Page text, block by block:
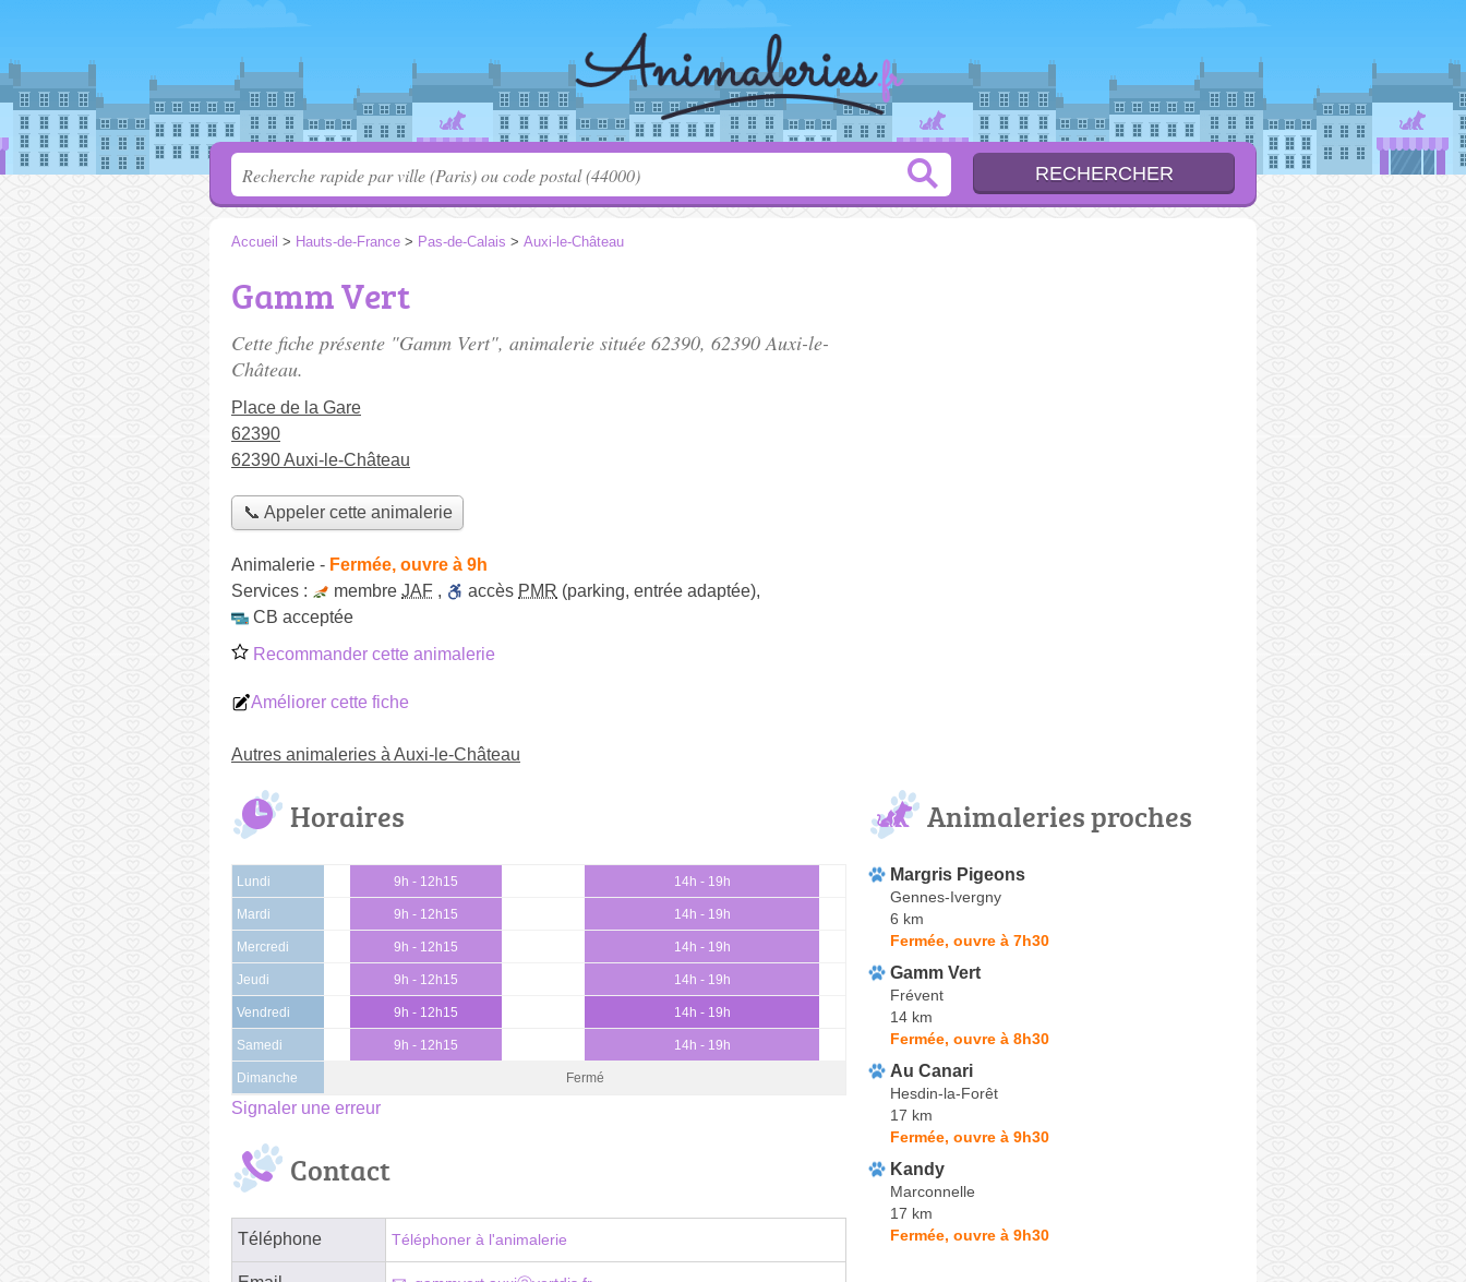
Accueil > Hauts-de-France > Pas-de-Calais > Auxi-le-Château
Gamm Vert
Cette fiche présente "Gamm Vert", animalerie située 62390, 62390 Auxi-le-
Château.
Place de la Gare
62390
62390 Auxi-le-Château
📞 Appeler cette animalerie
Animalerie - Fermée, ouvre à 9h
Services :
membre JAF , accès PMR (parking, entrée adaptée),
CB acceptée
Recommander cette animalerie
Améliorer cette fiche
Autres animaleries à Auxi-le-Château
Horaires
Lundi 9h - 12h15 14h - 19h
Mardi 9h - 12h15 14h - 19h
Mercredi 9h - 12h15 14h - 19h
Jeudi 9h - 12h15 14h - 19h
Vendredi 9h - 12h15 14h - 19h
Samedi 9h - 12h15 14h - 19h
Dimanche Fermé
Signaler une erreur
Contact
Téléphone Téléphoner à l'animalerie
Animaleries proches
Margris Pigeons
Gennes-Ivergny
6 km
Fermée, ouvre à 7h30
Gamm Vert
Frévent
14 km
Fermée, ouvre à 8h30
Au Canari
Hesdin-la-Forêt
17 km
Fermée, ouvre à 9h30
Kandy
Marconnelle
17 km
Fermée, ouvre à 9h30